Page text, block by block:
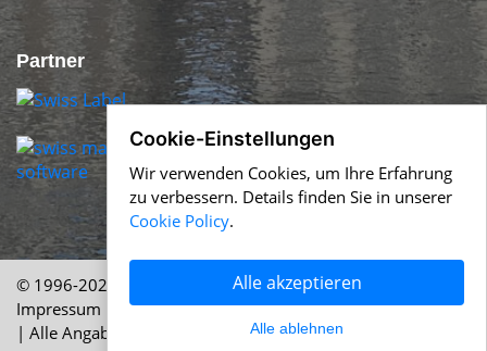
Partner
© 1996-2026 Swiss-Press.com & Help.ch Über uns
Impressum
AGB|Nutzung|Cookie Policy|Datenschutz
| Alle Angaben ohne Gewähr
Cookie-Einstellungen
Wir verwenden Cookies, um Ihre Erfahrung
zu verbessern. Details finden Sie in unserer
Cookie Policy.
Alle akzeptieren
Alle ablehnen